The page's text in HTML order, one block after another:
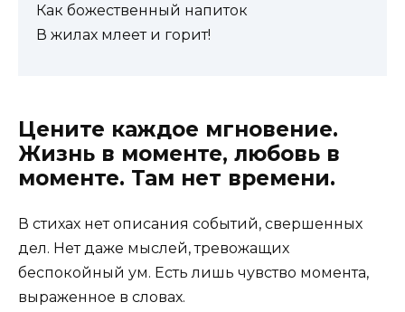
Как божественный напиток
В жилах млеет и горит!
Цените каждое мгновение.
Жизнь в моменте, любовь в
моменте. Там нет времени.
В стихах нет описания событий, свершенных
дел. Нет даже мыслей, тревожащих
беспокойный ум. Есть лишь чувство момента,
выраженное в словах.